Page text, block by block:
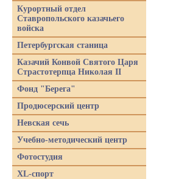
Курортный отдел
Ставропольского казачьего
войска
Петербургская станица
Казачий Конвой Святого Царя
Страстотерпца Николая II
Фонд "Берега"
Продюсерский центр
Невская сечь
Учебно-методический центр
Фотостудия
XL-спорт